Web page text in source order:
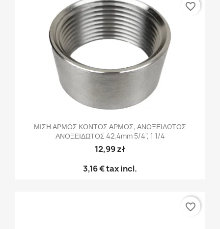
ΜΙΣΗ ΑΡΜΟΣ ΚΟΝΤΟΣ ΑΡΜΟΣ, ΑΝΟΞΕΙΔΩΤΟΣ
ΑΝΟΞΕΙΔΩΤΟΣ 42,4mm 5/4", 1 1/4
12,99 zł
3,16 €tax incl.
favorite_border
favorite_border